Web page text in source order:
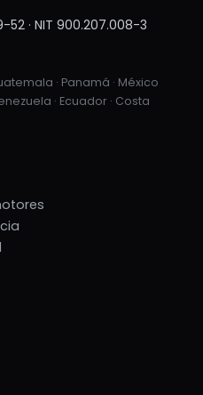
52 · NIT 900.207.008-3
· Panamá · México
· Ecuador · Costa